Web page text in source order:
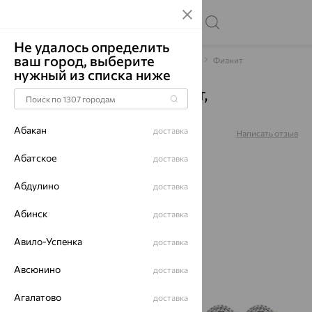
Главная Каталог Браслеты декоративные Фианит
Браслет, золото, фианит,
120024D019л-18
Артикул: Написать отзыв
Не удалось определить
ваш город, выберите
нужный из списка ниже
Абакан доставка
Абатское доставка
Абдулино доставка
Абинск доставка
Авило-Успенка доставка
Авсюнино доставка
Агалатово доставка